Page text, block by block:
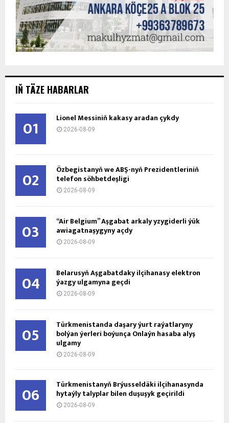
IŇ TÄZE HABARLAR
01 Lionel Messiniň kakasy aradan çykdy
2026-08-09
02 Özbegistanyň we ABŞ-nyň Prezidentleriniň
telefon söhbetdeşligi
2026-08-09
03 “Air Belgium” Aşgabat arkaly yzygiderli ýük
awiagatnaşygyny açdy
2026-08-09
04 Belarusyň Aşgabatdaky ilçihanasy elektron
ýazgy ulgamyna geçdi
2026-08-09
05 Türkmenistanda daşary ýurt raýatlaryny
bolýan ýerleri boýunça Onlaýn hasaba alyş
ulgamy
2026-08-09
06 Türkmenistanyň Brýusseldäki ilçihanasynda
hytaýly talyplar bilen duşuşyk geçirildi
2026-08-09